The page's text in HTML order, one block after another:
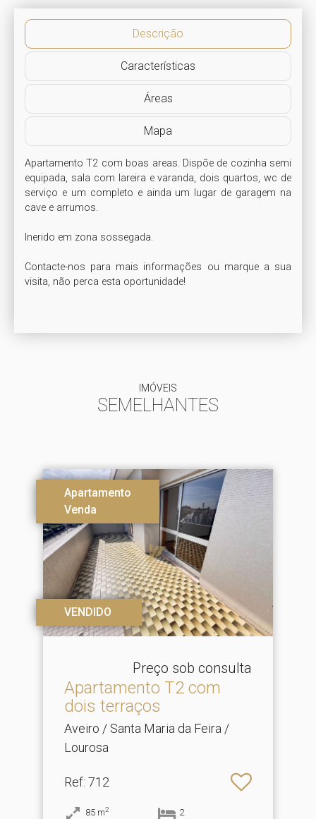
Descrição
Características
Áreas
Mapa
Apartamento T2 com boas areas. Dispõe de cozinha semi
equipada, sala com lareira e varanda, dois quartos, wc de
serviço e um completo e ainda um lugar de garagem na
cave e arrumos.
Inerido em zona sossegada.
Contacte-nos para mais informações ou marque a sua
visita, não perca esta oportunidade!
IMÓVEIS
SEMELHANTES
Apartamento
Venda
VENDIDO
Preço sob consulta
Apartamento T2 com
dois terraços
Aveiro / Santa Maria da Feira /
Lourosa
Ref: 712
85 m2 2